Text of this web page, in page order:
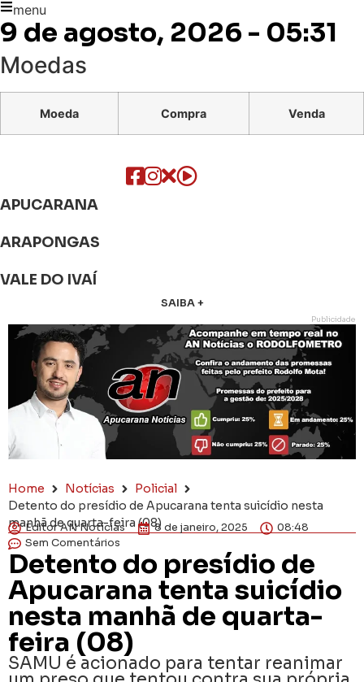
menu
9 de agosto, 2026 - 05:31
Moedas
Moeda Compra Venda
APUCARANA
ARAPONGAS
VALE DO IVAÍ
SAIBA +
Publicidade
Home Notícias
Policial
Detento do presídio de Apucarana tenta suicídio nesta
manhã de quarta-feira (08)
Editor AN Notícias 8 de janeiro, 2025
08:48
Sem Comentários
Detento do presídio de
Apucarana tenta suicídio
nesta manhã de quarta-
feira (08)
SAMU é acionado para tentar reanimar